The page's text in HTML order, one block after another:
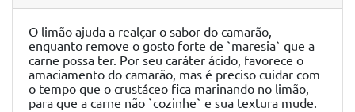
O limão ajuda a realçar o sabor do camarão,
enquanto remove o gosto forte de `maresia` que a
carne possa ter. Por seu caráter ácido, favorece o
amaciamento do camarão, mas é preciso cuidar com
o tempo que o crustáceo fica marinando no limão,
para que a carne não `cozinhe` e sua textura mude.